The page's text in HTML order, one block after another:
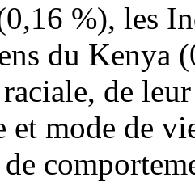
%), les
du Kenya
de
et mode de